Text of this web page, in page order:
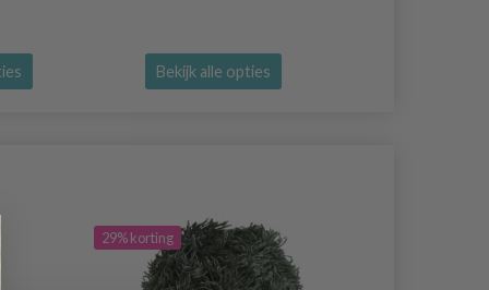
Bekijk alle opties
29% korting